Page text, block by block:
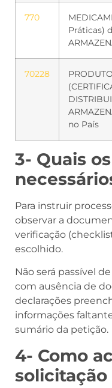
770
Práticas)
70228
no País
3- Quais
Para instruir
observar a
verificação
escolhido.
Não será passível
com ausência de
declarações
informações
sumário da petição.
4- Como
solicitação